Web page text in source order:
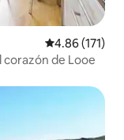
Calificación
4.86 (171)
de Looe